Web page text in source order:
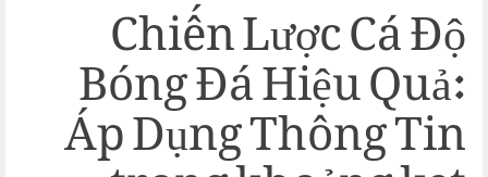
Chiến Lược Cá Độ
Bóng Đá Hiệu Quả:
Áp Dụng Thông Tin